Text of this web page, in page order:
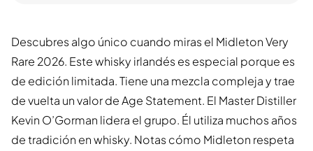
Descubres algo único cuando miras el Midleton Very
Rare 2026. Este whisky irlandés es especial porque es
de edición limitada. Tiene una mezcla compleja y trae
de vuelta un valor de Age Statement. El Master Distiller
Kevin O’Gorman lidera el grupo. Él utiliza muchos años
de tradición en whisky. Notas cómo Midleton respeta